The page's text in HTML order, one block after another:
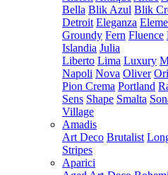
Bella Blik Azul Blik
Detroit Eleganza
Groundy Fern Fluence
Islandia Julia
Liberto Lima Luxury
Napoli Nova Oliver
Pion Crema Portland
Sens Shape Smalta
Village
Amadis
Art Deco Brutalist
Stripes
Aparici